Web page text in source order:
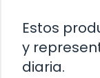
Estos
y
diaria.